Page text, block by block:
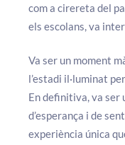
com a cirereta del
els escolans, va
Va ser un moment
l’estadi il·luminat
En definitiva, va ser
d’esperança i de
experiència única